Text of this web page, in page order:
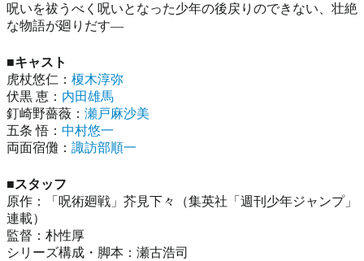
呪いを祓うべく呪いとなった少年の後戻りのできない、壮絶
な物語が廻りだす―
■キャスト
虎杖悠仁： 榎木淳弥
伏黒 恵： 内田雄馬
釘崎野薔薇： 瀬戸麻沙美
五条 悟： 中村悠一
両面宿儺： 諏訪部順一
■スタッフ
原作：「呪術廻戦」芥見下々（集英社「週刊少年ジャンプ」
連載）
監督：朴性厚
シリーズ構成・脚本：瀬古浩司